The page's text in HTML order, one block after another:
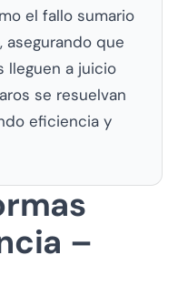
el fallo sumario
asegurando que
lleguen a juicio
se resuelvan
eficiencia y
–